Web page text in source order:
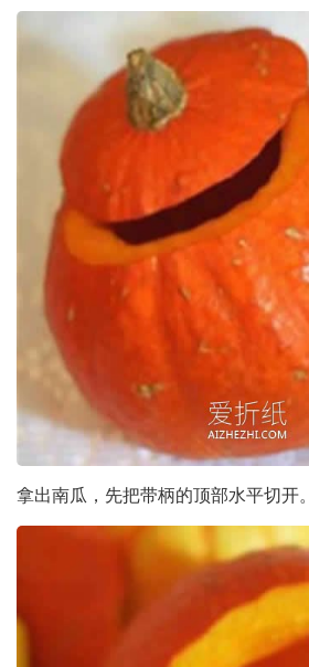
拿出南瓜，先把带柄的顶部水平切开。